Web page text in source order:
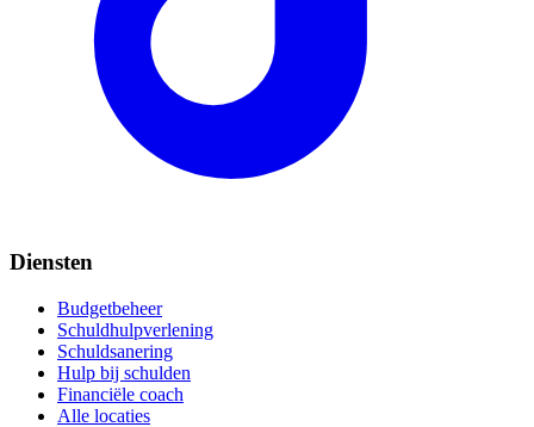
Diensten
Budgetbeheer
Schuldhulpverlening
Schuldsanering
Hulp bij schulden
Financiële coach
Alle locaties